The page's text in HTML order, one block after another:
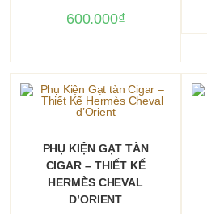
600.000₫
THÊM VÀO GIỎ HÀNG
PHỤ KIỆN GẠT TÀN
CIGAR – THIẾT KẾ
HERMÈS CHEVAL
D’ORIENT